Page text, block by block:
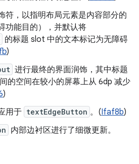
符，以指明布局元素是内容部分的
功能目的），并默认将
的标题 slot 中的文本标记为无障碍
)
进行最终的界面润饰，其中标题
的空间在较小的屏幕上从 6dp 减少
)
用于 textEdgeButton 。(Ifaf8b)
内部边衬区进行了细微更新。